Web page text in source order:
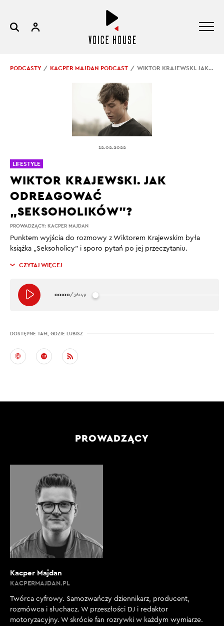
PODCASTY KACPER MAJDAN PODCAST WIKTOR KRAJEWSKI. JAK ODREAGOWAĆ „SEKSOHOLIKÓW”?
12.02.2022
PROWADZĄCY: KACPER MAJDAN
WIKTOR KRAJEWSKI. JAK
ODREAGOWAĆ
„SEKSOHOLIKÓW”?
Punktem wyjścia do rozmowy z Wiktorem Krajewskim była
książka „Seksoholicy” i sporo pytań po jej przeczytaniu.
CZYTAJ WIĘCEJ
00:00/36:49
DOSTĘPNE TAM, GDZIE LUBISZ
LIFESTYLE
PROWADZĄCY
Kacper Majdan
KACPERMAJDAN.PL
Twórca cyfrowy. Samozwańczy dziennikarz, producent,
rozmówca i słuchacz. W przeszłości DJ i redaktor
motoryzacyjny. W skrócie fan rozrywki w każdym wymiarze.